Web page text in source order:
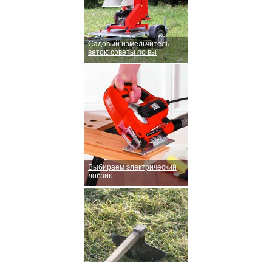
Садовый измельчитель
веток: советы по вы
Выбираем электрический
лобзик